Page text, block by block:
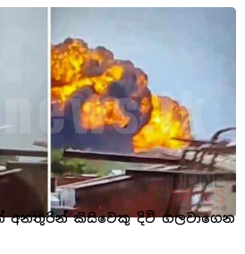
අනතුරින් කිසිවෙකු දිවි ගලවාගෙන